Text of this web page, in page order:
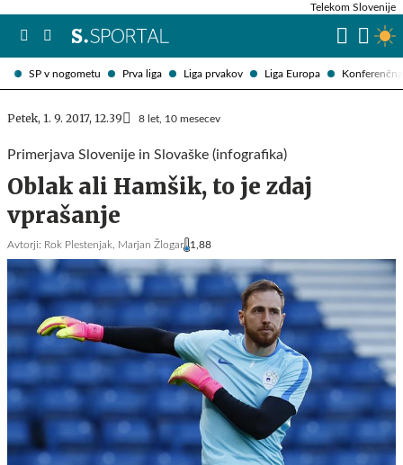
SP v nogometu Prva liga Liga prvakov Liga Europa
Telekom Slovenije
Petek, 1. 9. 2017, 12.39 8 let, 10 mesecev
Primerjava Slovenije in Slovaške (infografika)
Oblak ali Hamšik, to je zdaj
vprašanje
Avtorji: Rok Plestenjak, Marjan Žlogar 1,88